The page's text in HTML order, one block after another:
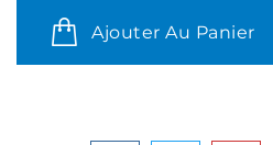
Ajouter Au Panier